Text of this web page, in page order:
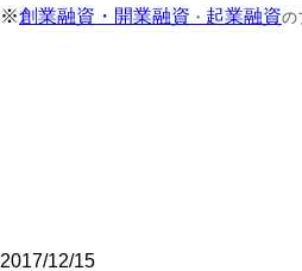
※創業融資・開業融資 ・ 起業融資の
2017/12/15